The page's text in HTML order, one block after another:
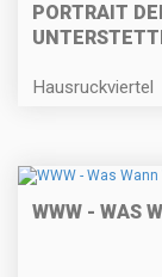
PORTRAIT
Hausruckviertel
WWW - WAS